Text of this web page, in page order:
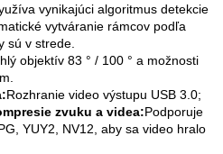
vynikajúci algoritmus detekcie
vytváranie rámcov podľa
sú v strede.
objektív 83 ° / 100 ° a možnosti
Rozhranie video výstupu USB 3.0;
zvuku a videa:Podporuje
YUY2, NV12, aby sa video hralo